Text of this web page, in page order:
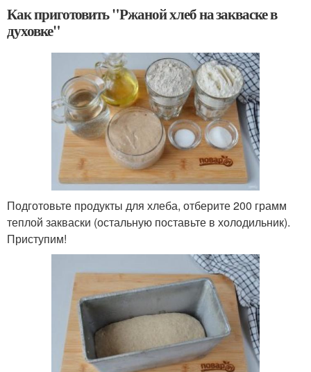
Как приготовить "Ржаной хлеб на закваске в
духовке"
Подготовьте продукты для хлеба, отберите 200 грамм
теплой закваски (остальную поставьте в холодильник).
Приступим!